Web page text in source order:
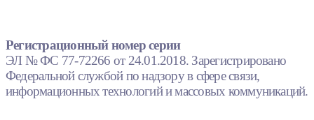
Регистрационный номер серии
ЭЛ № ФС 77-72266 от 24.01.2018. Зарегистрировано
Федеральной службой по надзору в сфере связи,
информационных технологий и массовых коммуникаций.